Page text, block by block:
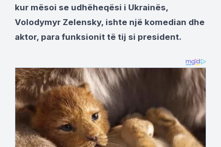
kur mësoi se udhëheqësi i Ukrainës,
Volodymyr Zelensky, ishte një komedian dhe
aktor, para funksionit të tij si president.